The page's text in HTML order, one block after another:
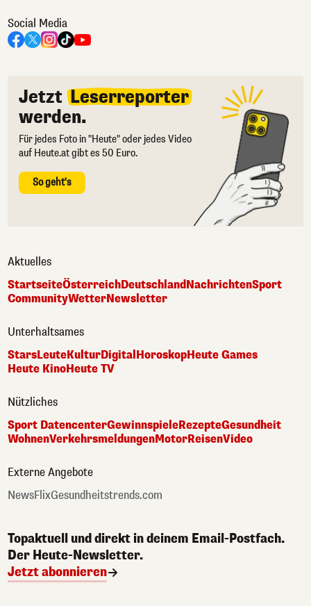
Social Media
Jetzt Leserreporter
werden.
Für jedes Foto in "Heute" oder jedes Video
auf Heute.at gibt es 50 Euro.
So geht's
Aktuelles
StartseiteÖsterreichDeutschlandNachrichtenSport
CommunityWetterNewsletter
Unterhaltsames
StarsLeuteKulturDigital HoroskopHeute Games
Heute KinoHeute TV
Nützliches
Sport DatencenterGewinnspieleRezepteGesundheit
WohnenVerkehrsmeldungenMotorReisenVideo
Externe Angebote
NewsFlixGesundheitstrends.com
Topaktuell und direkt in deinem Email-Postfach.
Der Heute-Newsletter.
Jetzt abonnieren